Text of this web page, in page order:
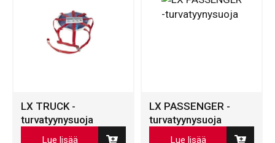
LX TRUCK -
turvatyynysuoja
Lue lisää
LX PASSENGER -
turvatyynysuoja
Lue lisää